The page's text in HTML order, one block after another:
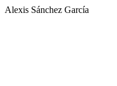
Alexis Sánchez García